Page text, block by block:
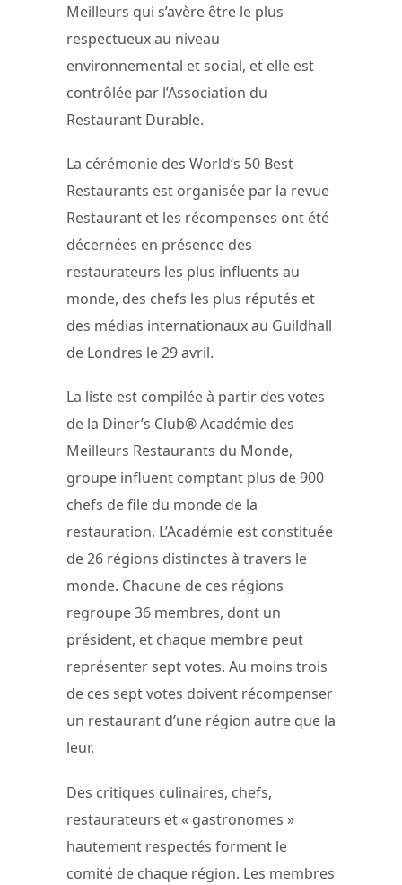
Meilleurs qui s’avère être le plus
respectueux au niveau
environnemental et social, et elle est
contrôlée par l’Association du
Restaurant Durable.
La cérémonie des World’s 50 Best
Restaurants est organisée par la revue
Restaurant et les récompenses ont été
décernées en présence des
restaurateurs les plus influents au
monde, des chefs les plus réputés et
des médias internationaux au Guildhall
de Londres le 29 avril.
La liste est compilée à partir des votes
de la Diner’s Club® Académie des
Meilleurs Restaurants du Monde,
groupe influent comptant plus de 900
chefs de file du monde de la
restauration. L’Académie est constituée
de 26 régions distinctes à travers le
monde. Chacune de ces régions
regroupe 36 membres, dont un
président, et chaque membre peut
représenter sept votes. Au moins trois
de ces sept votes doivent récompenser
un restaurant d’une région autre que la
leur.
Des critiques culinaires, chefs,
restaurateurs et « gastronomes »
hautement respectés forment le
comité de chaque région. Les membres